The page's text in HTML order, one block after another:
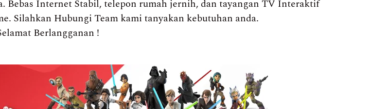
Bebas Internet Stabil, telepon rumah jernih, dan tayangan TV Interaktif
Silahkan Hubungi Team kami tanyakan kebutuhan anda.
Berlangganan !